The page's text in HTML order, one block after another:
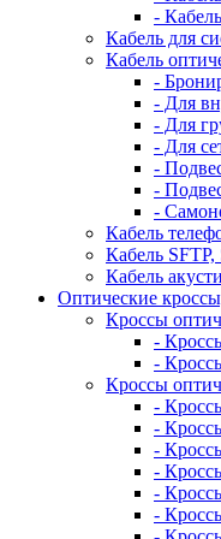
-
Кабель для
Кабель
-
- Для
- Для
- Для
-
-
-
Кабель
Кабель SFTP,
Кабель
Оптические
Кроссы
-
-
Кроссы
-
-
-
-
-
-